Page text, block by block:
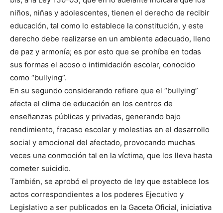
niños, niñas y adolescentes, tienen el derecho de recibir
educación, tal como lo establece la constitución, y este
derecho debe realizarse en un ambiente adecuado, lleno
de paz y armonía; es por esto que se prohíbe en todas
sus formas el acoso o intimidación escolar, conocido
como “bullying”.
En su segundo considerando refiere que el “bullying”
afecta el clima de educación en los centros de
enseñanzas públicas y privadas, generando bajo
rendimiento, fracaso escolar y molestias en el desarrollo
social y emocional del afectado, provocando muchas
veces una conmoción tal en la víctima, que los lleva hasta
cometer suicidio.
También, se aprobó el proyecto de ley que establece los
actos correspondientes a los poderes Ejecutivo y
Legislativo a ser publicados en la Gaceta Oficial, iniciativa